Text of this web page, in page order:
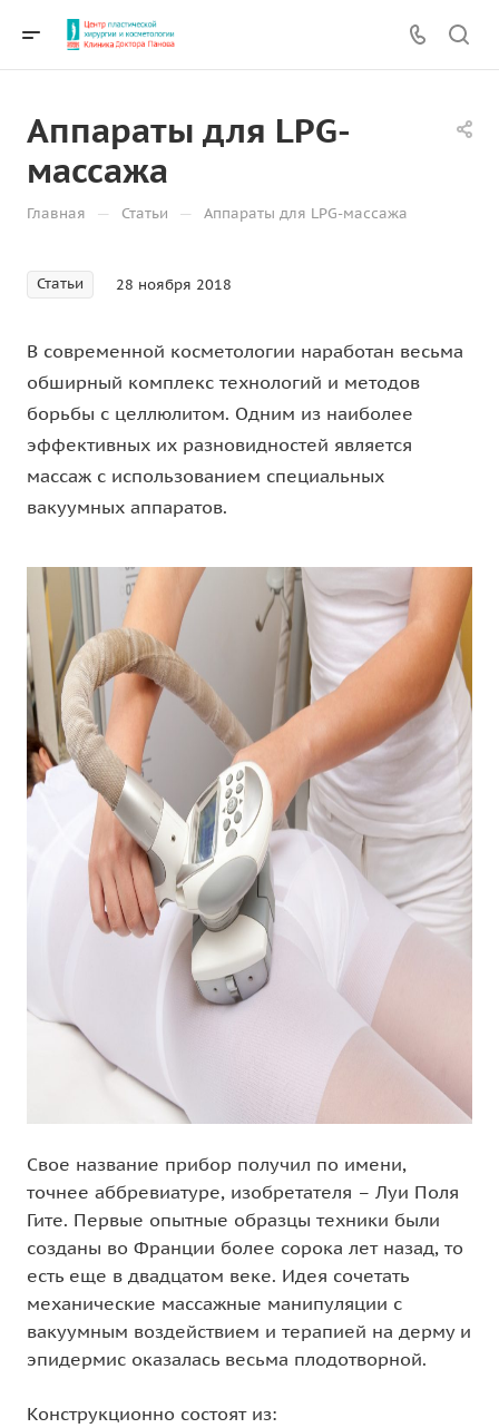
Аппараты для LPG-
массажа
Главная — Статьи — Аппараты для LPG-массажа
Статьи 28 ноября 2018
В современной косметологии наработан весьма
обширный комплекс технологий и методов
борьбы с целлюлитом. Одним из наиболее
эффективных их разновидностей является
массаж с использованием специальных
вакуумных аппаратов.
Свое название прибор получил по имени,
точнее аббревиатуре, изобретателя – Луи Поля
Гите. Первые опытные образцы техники были
созданы во Франции более сорока лет назад, то
есть еще в двадцатом веке. Идея сочетать
механические массажные манипуляции с
вакуумным воздействием и терапией на дерму и
эпидермис оказалась весьма плодотворной.
Конструкционно состоят из: